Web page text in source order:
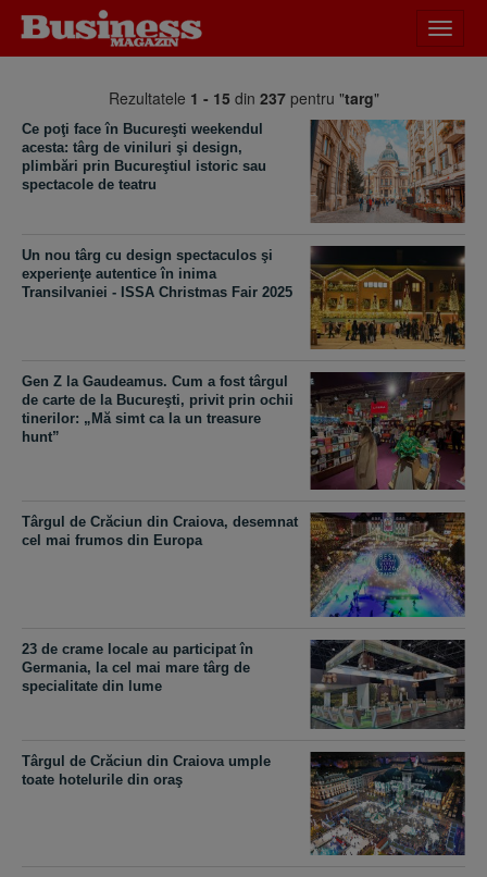
meniu
Rezultatele 1 - 15 din 237pentru "targ"
Ce poţi face în Bucureşti weekendul
acesta: târg de viniluri şi design,
plimbări prin Bucureştiul istoric sau
spectacole de teatru
Un nou târg cu design spectaculos şi
experienţe autentice în inima
Transilvaniei - ISSA Christmas Fair 2025
Gen Z la Gaudeamus. Cum a fost târgul
de carte de la Bucureşti, privit prin ochii
tinerilor: „Mă simt ca la un treasure
hunt”
Târgul de Crăciun din Craiova, desemnat
cel mai frumos din Europa
23 de crame locale au participat în
Germania, la cel mai mare târg de
specialitate din lume
Târgul de Crăciun din Craiova umple
toate hotelurile din oraş